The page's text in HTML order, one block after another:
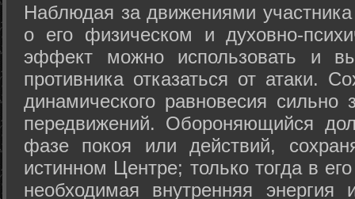
Hаблюдая за движениями
о его физическом и духовно-
эффект можно использовать и
противника отказаться от атаки.
динамического равновесия сильно
передвижений. Обороняющийся
фазе покоя или действий,
истинном Центре; только тогда в
необходимая внутренняя